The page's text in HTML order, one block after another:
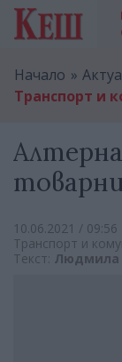
Начало
Транспорт и
10.06.2021 / 09:56
Транспорт и
Текст: Людмила